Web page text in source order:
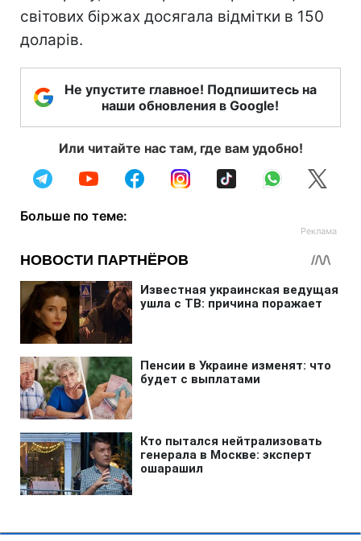
світових біржах досягала відмітки в 150
доларів.
Не упустите главное! Подпишитесь на
наши обновления в Google!
Или читайте нас там, где вам удобно!
Больше по теме: